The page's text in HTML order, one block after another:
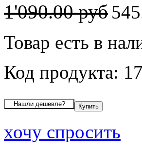
1'090.00 руб
Товар есть в
Код продукта:
хочу спросить